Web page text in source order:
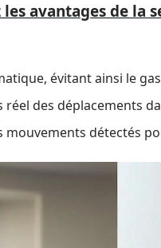
les avantages de
évitant ainsi le
des déplacements
détectés